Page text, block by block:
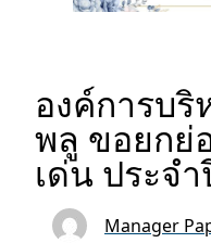
องค์การบ
พลู ขอยกย่
เด่น ประจ
Manager